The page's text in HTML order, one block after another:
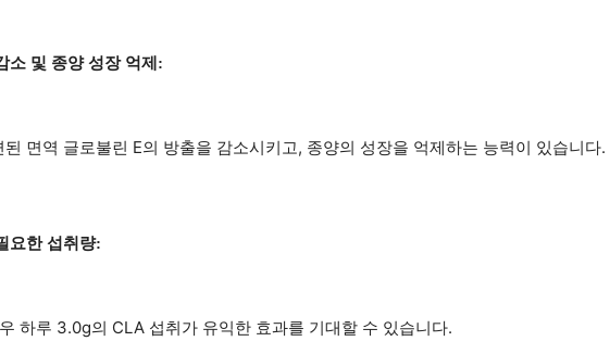
소 및 종양 성장 억제:
면역 글로불린 E의 방출을 감소시키고, 종양의 성장을 억제하는 능력이 있습니다.
요한 섭취량:
하루 3.0g의 CLA 섭취가 유익한 효과를 기대할 수 있습니다.